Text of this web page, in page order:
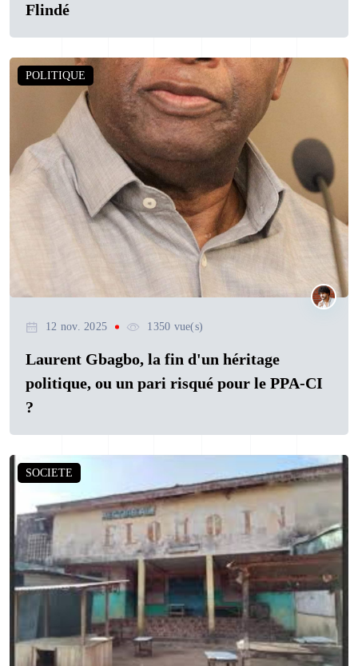
Flindé
POLITIQUE
12 nov. 2025 1350 vue(s)
Laurent Gbagbo, la fin d'un héritage
politique, ou un pari risqué pour le PPA-CI
?
SOCIETE